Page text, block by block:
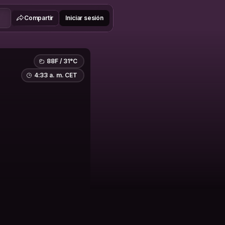
Compartir Iniciar sesión
88F / 31°C
4:33 a. m. CET